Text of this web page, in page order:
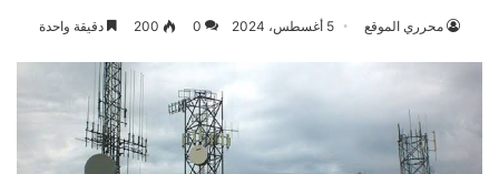
محرري الموقع 5 أغسطس، 2024 0
200 دقيقة واحدة